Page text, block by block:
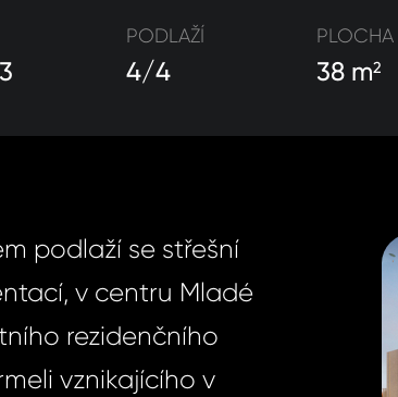
PODLAŽÍ
4/4
PLOCHA
38 m2
podlaží se střešní
v centru Mladé
rezidenčního
vznikajícího v